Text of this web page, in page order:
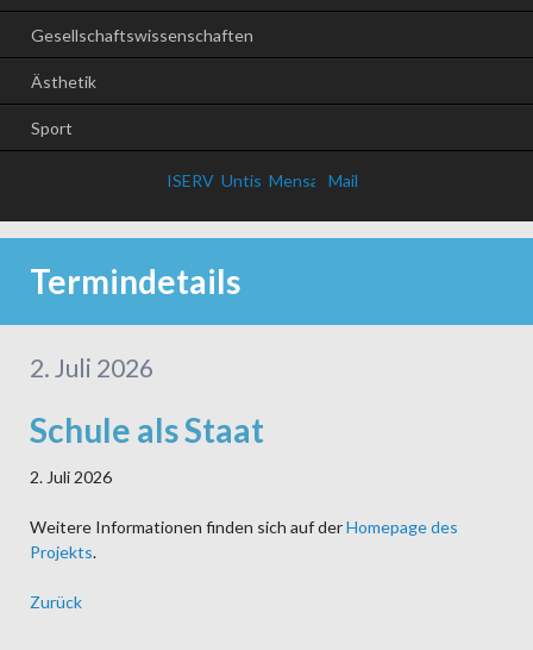
Gesellschaftswissenschaften
Ästhetik
Sport
ISERV Untis Mensa Mail
Termindetails
2. Juli 2026
Schule als Staat
2. Juli 2026
Weitere Informationen finden sich auf derHomepage des
Projekts.
Zurück